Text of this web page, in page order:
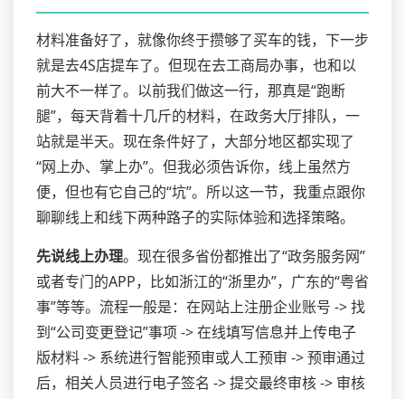
材料准备好了，就像你终于攒够了买车的钱，下一步
就是去4S店提车了。但现在去工商局办事，也和以
前大不一样了。以前我们做这一行，那真是“跑断
腿”，每天背着十几斤的材料，在政务大厅排队，一
站就是半天。现在条件好了，大部分地区都实现了
“网上办、掌上办”。但我必须告诉你，线上虽然方
便，但也有它自己的“坑”。所以这一节，我重点跟你
聊聊线上和线下两种路子的实际体验和选择策略。
先说线上办理。现在很多省份都推出了“政务服务网”
或者专门的APP，比如浙江的“浙里办”，广东的“粤省
事”等等。流程一般是：在网站上注册企业账号 -> 找
到“公司变更登记”事项 -> 在线填写信息并上传电子
版材料 -> 系统进行智能预审或人工预审 -> 预审通过
后，相关人员进行电子签名 -> 提交最终审核 -> 审核